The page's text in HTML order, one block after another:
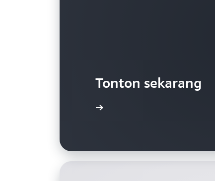
Tonton sekarang